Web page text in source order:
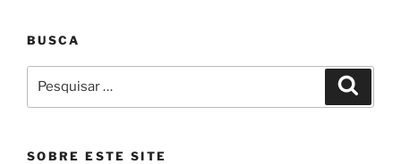
BUSCA
por:
SOBRE ESTE SITE